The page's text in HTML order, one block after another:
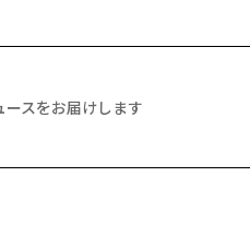
スをお届けします